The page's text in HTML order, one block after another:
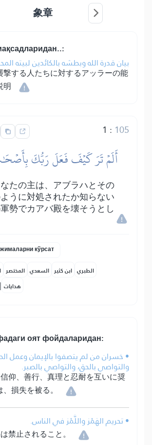
象章
بيان قدرة الله وبطشه بالكائدين لبيته
撃する人たちに対するアッラーの能
明
1 : 105
أَلَمۡ تَرَ كَيۡفَ فَعَلَ رَبُّكَ
たの主は、アブラハとその
うに対処されたか知らない
勢でカアバ殿を壊そうとし
кўрсат
المختصر السعدي ابن كثير الطبري
| هدايات
оят фойдаларидан:
• خسران من لم يتصفوا بالإيمان وعمل
والتواصي بالحق، والتواصي بالصبر.
仰、善行、真理と忍耐を互いに奨
損失を被る。
• تحريم الهَمْز واللَّمْز في الناس.
禁止されること。